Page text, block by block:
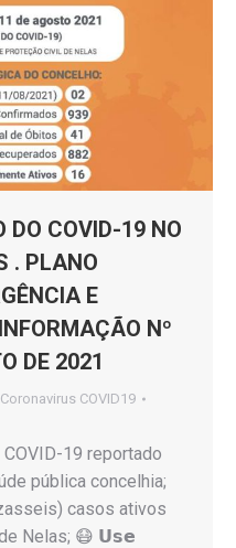
DO COVID-19 NO
. PLANO
E
Nº
DE 2021
Coronavirus COVID19
19 reportado
pública concelhia;
casos ativos
Nelas; 😷 𝗨𝘀𝗲